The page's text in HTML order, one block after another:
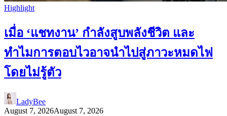
Highlight
เมื่อ ‘แชทงาน’ กำลังสูบพลังชีวิต และ
ทำไมการตอบไวอาจนำไปสู่ภาวะหมดไฟ
โดยไม่รู้ตัว
LadyBee
August 7, 2026August 7, 2026